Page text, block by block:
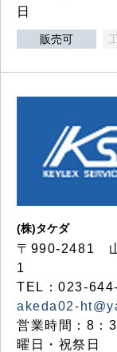
日
販売可
(株)タケダ
〒990-2481
1
TEL：023-
akeda02-
営業時間：8：
曜日・祝祭日